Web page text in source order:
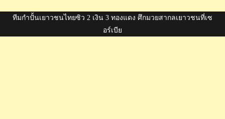
ทีมกำปั้นเยาวชนไทยซิว 2 เงิน 3 ทองแดง ศึกมวยสากลเยาวชนที่เซ
อร์เบีย